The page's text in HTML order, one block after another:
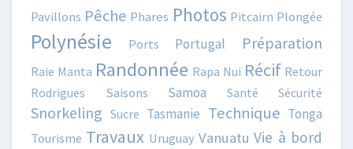
Pavillons Pêche Phares Photos Pitcairn Plongée
Polynésie Ports Portugal Préparation
Raie Manta Randonnée Rapa Nui Récif Retour
Rodrigues
Saisons Samoa Santé Sécurité
Snorkeling Sucre Tasmanie Technique Tonga
Tourisme Travaux Uruguay Vanuatu Vie à bord